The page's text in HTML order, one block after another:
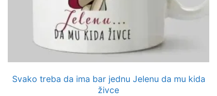
Svako treba da ima bar jednu Jelenu da mu kida
živce